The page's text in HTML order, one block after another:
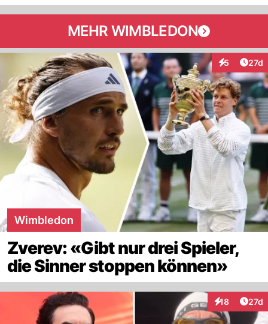
MEHR WIMBLEDON
5
Interaktionen
27d
Wimbledon
Zverev: «Gibt nur drei Spieler,
die Sinner stoppen können»
18
Interaktionen
27d